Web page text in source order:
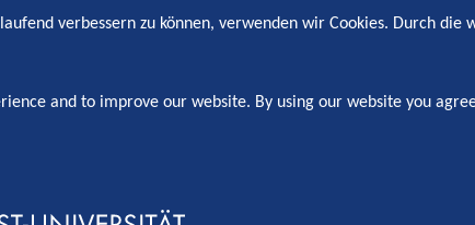
verbessern zu können, verwenden wir Cookies. Durch die
and to improve our website. By using our website you